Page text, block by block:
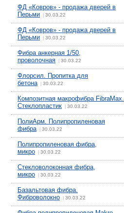
ФД «Ковров» - продажа дверей в
Перьми
30.03.22
ФД «Ковров» - продажа дверей в
Перьми
30.03.22
Фибра анкерная 1/50,
проволочная
30.03.22
Флорсил. Пропитка для
бетона| 30.03.22
Композитная макрофибра FibraMax.
Стеклопластик
30.03.22
ПолиАрм. Полипропиленовая
фибра| 30.03.22
Полипропиленовая фибра,
микро
30.03.22
Стекловолоконная фибра,
микро
30.03.22
Базальтовая фибра.
Фиброволокно
30.03.22